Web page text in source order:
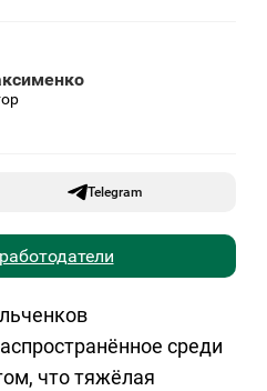
Telegram
среди
что тяжёлая